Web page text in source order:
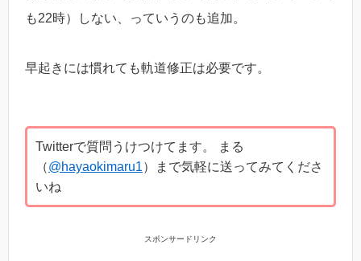
も22時）しない、っていうのも追加。
早起きには慣れても軌道修正は必要です。
Twitterで質問うけつけてます。 まる
（@hayaokimaru1）まで気軽に送ってみてくださ
いね
スポンサードリンク